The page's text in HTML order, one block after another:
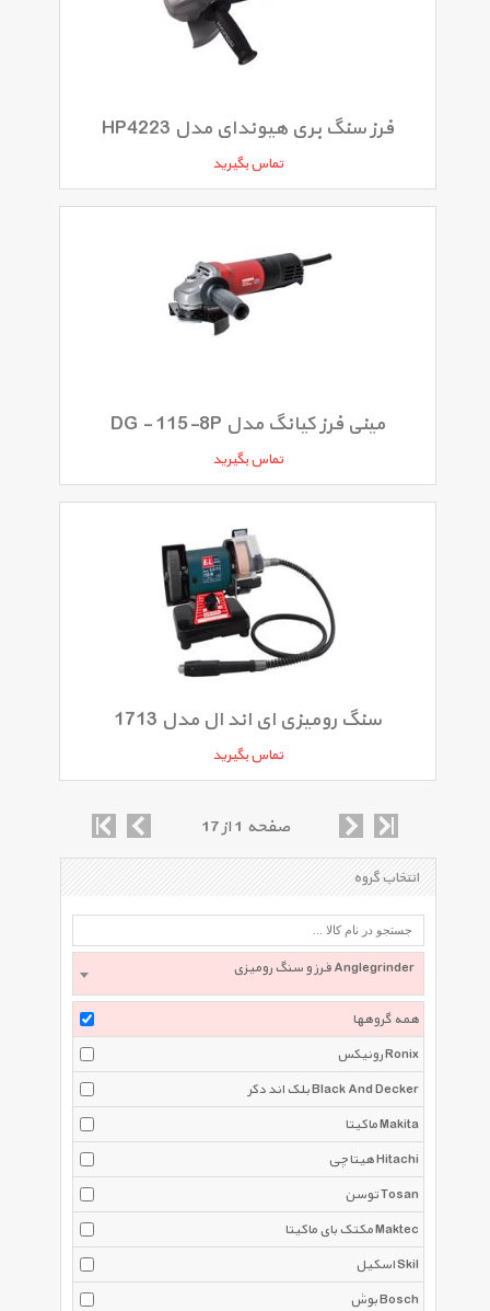
فرز سنگ بری هیوندای مدل HP4223
تماس بگیرید
مینی فرز کیانگ مدل DG - 115-8P
تماس بگیرید
سنگ رومیزی ای اند ال مدل 1713
تماس بگیرید
صفحه 1 از 17
انتخاب گروه
فرز و سنگ رومیزی Anglegrinder
همه گروهها
رونیکس Ronix
بلک اند دکر Black And Decker
ماکیتا Makita
هیتاچی Hitachi
توسن Tosan
مکتک بای ماکیتا Maktec
اسکیل Skil
بوش Bosch